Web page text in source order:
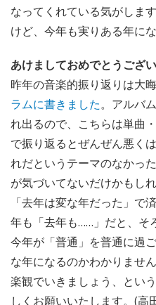
なってくれている気がしま
けど、今年も実りある年に
あけましておめでとうござ
昨年の音楽的振り返りは大
ラムに書きました。アルバ
れ出るので、こちらは単曲
で振り返るとぜんぜん悪く
れだというテーマのなかっ
が気づいてないだけかもし
「去年は変な年だった」で
年も「去年も……」だと、そ
今年が「普通」を普通に過
な年になるのかわかりませ
楽観でいきましょう、とい
しくお願いいたします。(高